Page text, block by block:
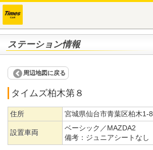
ステーション情報
周辺地図に戻る
タイムズ柏木第８
住所 宮城県仙台市青葉区柏木1-8
設置車両
ベーシック／MAZDA2
備考： ジュニアシートなし